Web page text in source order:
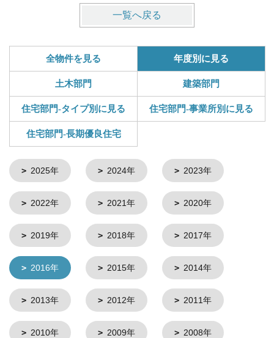
一覧へ戻る
全物件を見る 年度別に見る
土木部門 建築部門
住宅部門-タイプ別に見る 住宅部門-事業所別に見る
住宅部門-長期優良住宅
2025年 2024年 2023年
2022年 2021年 2020年
2019年 2018年 2017年
2016年 2015年 2014年
2013年 2012年 2011年
2010年 2009年 2008年